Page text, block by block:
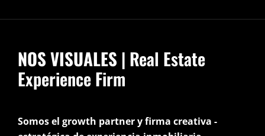
NOS VISUALES| Real Estate
Experience Firm
Somos el growth partner y firma creativa -